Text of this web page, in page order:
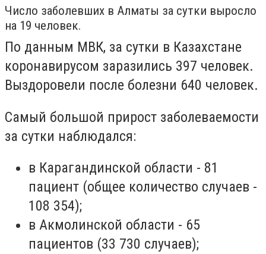
Число заболевших в Алматы за сутки выросло
на 19 человек.
По данным МВК, за сутки в Казахстане
коронавирусом заразились 397 человек.
Выздоровели после болезни 640 человек.
Самый большой прирост заболеваемости
за сутки наблюдался:
в Карагандинской области - 81
пациент (общее количество случаев -
108 354);
в Акмолинской области - 65
пациентов (33 730 случаев);